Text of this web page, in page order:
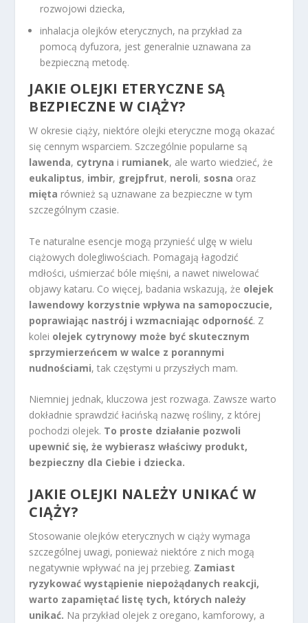
rozwojowi dziecka,
inhalacja olejków eterycznych, na przykład za
pomocą dyfuzora, jest generalnie uznawana za
bezpieczną metodę.
JAKIE OLEJKI ETERYCZNE SĄ
BEZPIECZNE W CIĄŻY?
W okresie ciąży, niektóre olejki eteryczne mogą okazać
się cennym wsparciem. Szczególnie popularne są
lawenda, cytryna i rumianek, ale warto wiedzieć, że
eukaliptus, imbir, grejpfrut, neroli, sosna oraz
mięta również są uznawane za bezpieczne w tym
szczególnym czasie.
Te naturalne esencje mogą przynieść ulgę w wielu
ciążowych dolegliwościach. Pomagają łagodzić
mdłości, uśmierzać bóle mięśni, a nawet niwelować
objawy kataru. Co więcej, badania wskazują, że olejek
lawendowy korzystnie wpływa na samopoczucie,
poprawiając nastrój i wzmacniając odporność. Z
kolei olejek cytrynowy może być skutecznym
sprzymierzeńcem w walce z porannymi
nudnościami, tak częstymi u przyszłych mam.
Niemniej jednak, kluczowa jest rozwaga. Zawsze warto
dokładnie sprawdzić łacińską nazwę rośliny, z której
pochodzi olejek. To proste działanie pozwoli
upewnić się, że wybierasz właściwy produkt,
bezpieczny dla Ciebie i dziecka.
JAKIE OLEJKI NALEŻY UNIKAĆ W
CIĄŻY?
Stosowanie olejków eterycznych w ciąży wymaga
szczególnej uwagi, ponieważ niektóre z nich mogą
negatywnie wpływać na jej przebieg. Zamiast
ryzykować wystąpienie niepożądanych reakcji,
warto zapamiętać listę tych, których należy
unikać. Na przykład olejek z oregano, kamforowy, a